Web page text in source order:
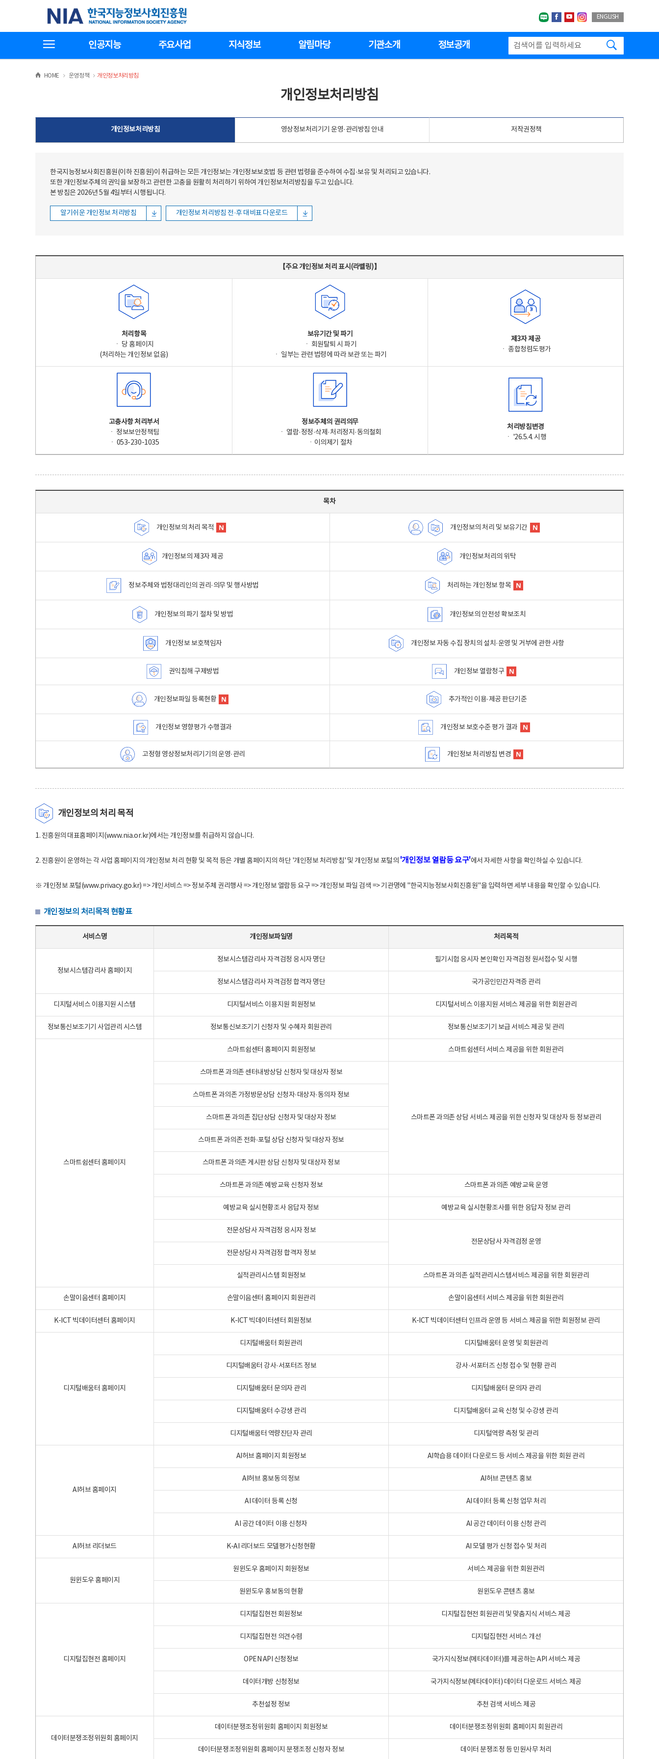
한국지능정보사회진흥원
네이버블로그
페이스북
유투브인스타그랩
ENGLISH
인공지능 주요사업 지식정보 알림마당 기관소개 정보공개
HOME >운영정책 >
개인정보처리방침
개인정보처리방침
개인정보처리방침 영상정보처리기기 운영·관리방침 안내 저작권정책
한국지능정보사회진흥원(이하 진흥원)이 취급하는 모든 개인정보는 개인정보보호법 등 관련 법령을 준수하여 수집·보유 및 처리되고 있습니다.
또한 개인정보주체의 권익을 보장하고 관련한 고충을 원활히 처리하기 위하여 개인정보처리방침을 두고 있습니다.
본 방침은 2026년 5월 4일부터 시행됩니다.
알기쉬운 개인정보 처리방침 개인정보 처리방침 전·후 대비표 다운로드
【주요 개인정보 처리 표시(라벨링)】
처리항목
ㆍ 당 홈페이지
(처리하는 개인정보 없음)
보유기간 및 파기
ㆍ 회원탈퇴 시 파기
ㆍ 일부는 관련 법령에 따라 보관 또는 파기
제3자 제공
ㆍ 종합청렴도평가
고충사항 처리부서
ㆍ 정보보안정책팀
ㆍ 053-230-1035
정보주체의 권리의무
ㆍ 열람·정정·삭제·처리정지·동의철회
ㆍ이의제기 절차
처리방침변경
ㆍ '26.5.4. 시행
목차
개인정보의 처리 목적 개인정보의 처리 및 보유기간
개인정보의 제3자 제공 개인정보처리의 위탁
정보주체와 법정대리인의 권리·의무 및 행사방법 처리하는 개인정보 항목
개인정보의 파기 절차 및 방법 개인정보의 안전성 확보조치
개인정보 보호책임자 개인정보 자동 수집 장치의 설치·운영 및 거부에 관한 사항
권익침해 구제방법 개인정보 열람청구
개인정보파일 등록현황 추가적인 이용·제공 판단기준
개인정보 영향평가 수행결과 개인정보 보호수준 평가 결과
고정형 영상정보처리기기의 운영·관리 개인정보 처리방침 변경
개인정보의 처리 목적
1. 진흥원의 대표홈페이지(www.nia.or.kr)에서는 개인정보를 취급하지 않습니다.
2. 진흥원이 운영하는 각 사업 홈페이지의 개인정보 처리 현황 및 목적 등은 개별 홈페이지의 하단 '개인정보 처리방침' 및 개인정보 포털의 '개인정보 열람등 요구'에서 자세한 사항을 확인하실 수 있습니다.
※ 개인정보 포털(www.privacy.go.kr) => 개인서비스 => 정보주체 권리행사 => 개인정보 열람등 요구 => 개인정보 파일 검색 => 기관명에 "한국지능정보사회진흥원"을 입력하면 세부 내용을 확인할 수 있습니다.
개인정보의 처리목적 현황표
서비스명 개인정보파일명 처리목적
정보시스템감리사 홈페이지
정보시스템감리사 자격검정 응시자 명단 필기시험 응시자 본인확인 자격검정 원서접수 및 시행
정보시스템감리사 자격검정 합격자 명단 국가공인민간자격증 관리
디지털서비스 이용지원 시스템 디지털서비스 이용지원 회원정보 디지털서비스 이용지원 서비스 제공을 위한 회원관리
정보통신보조기기 사업관리 시스템 정보통신보조기기 신청자 및 수혜자 회원관리 정보통신보조기기 보급 서비스 제공 및 관리
스마트쉼센터 홈페이지
스마트쉼센터 홈페이지 회원정보 스마트쉼센터 서비스 제공을 위한 회원관리
스마트폰 과의존 센터내방상담 신청자 및 대상자 정보
스마트폰 과의존 상담 서비스 제공을 위한 신청자 및 대상자 등 정보관리
스마트폰 과의존 가정방문상담 신청자·대상자·동의자 정보
스마트폰 과의존 집단상담 신청자 및 대상자 정보
스마트폰 과의존 전화·포털 상담 신청자 및 대상자 정보
스마트폰 과의존 게시판 상담 신청자 및 대상자 정보
스마트폰 과의존 예방교육 신청자 정보 스마트폰 과의존 예방교육 운영
예방교육 실시현황조사 응답자 정보 예방교육 실시현황조사를 위한 응답자 정보 관리
전문상담사 자격검정 응시자 정보
전문상담사 자격검정 운영
전문상담사 자격검정 합격자 정보
실적관리시스템 회원정보 스마트폰 과의존 실적관리시스템서비스 제공을 위한 회원관리
손말이음센터 홈페이지 손말이음센터 홈페이지 회원관리 손말이음센터 서비스 제공을 위한 회원관리
K-ICT 빅데이터센터 홈페이지 K-ICT 빅데이터센터 회원정보 K-ICT 빅데이터센터 인프라 운영 등 서비스 제공을 위한 회원정보 관리
디지털배움터 홈페이지
디지털배움터 회원관리 디지털배움터 운영 및 회원관리
디지털배움터 강사·서포터즈 정보 강사·서포터즈 신청 접수 및 현황 관리
디지털배움터 문의자 관리 디지털배움터 문의자 관리
디지털배움터 수강생 관리 디지털배움터 교육 신청 및 수강생 관리
디지털배움터 역량진단자 관리 디지털역량 측정 및 관리
AI허브 홈페이지
AI허브 홈페이지 회원정보 AI학습용 데이터 다운로드 등 서비스 제공을 위한 회원 관리
AI허브 홍보동의 정보 AI허브 콘텐츠 홍보
AI 데이터 등록 신청 AI 데이터 등록 신청 업무 처리
AI 공간 데이터 이용 신청자 AI 공간 데이터 이용 신청 관리
AI허브 리더보드 K-AI 리더보드 모델평가신청현황 AI 모델 평가 신청 접수 및 처리
원윈도우 홈페이지
원윈도우 홈페이지 회원정보 서비스 제공을 위한 회원관리
원윈도우 홍보동의 현황 원윈도우 콘텐츠 홍보
디지털집현전 홈페이지
디지털집현전 회원정보 디지털집현전 회원관리 및 맞춤지식 서비스 제공
디지털집현전 의견수렴 디지털집현전 서비스 개선
OPEN API 신청정보 국가지식정보(메타데이터)를 제공하는 API 서비스 제공
데이터개방 신청정보 국가지식정보(메타데이터) 데이터 다운로드 서비스 제공
추천설정 정보 추천 검색 서비스 제공
데이터분쟁조정위원회 홈페이지
데이터분쟁조정위원회 홈페이지 회원정보 데이터분쟁조정위원회 홈페이지 회원관리
데이터분쟁조정위원회 홈페이지 분쟁조정 신청자 정보 데이터 분쟁조정 등 민원사무 처리